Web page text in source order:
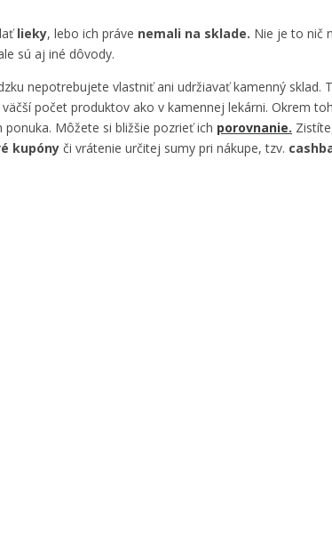
lieky, lebo ich práve nemali na sklade. Nie je to nič
sú aj iné dôvody.
nepotrebujete vlastniť ani udržiavať kamenný
počet produktov ako v kamennej lekárni. Okrem
ponuka. Môžete si bližšie pozrieť ich porovnanie.
kupóny či vrátenie určitej sumy pri nákupe, tzv.